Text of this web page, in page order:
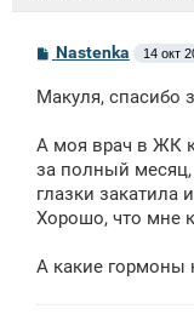
С
о
б
н
и
Nastenka 14 окт
Макуля, спасибо
А моя врач в ЖК
за полный месяц,
глазки закатила
Хорошо, что мне
А какие гормоны